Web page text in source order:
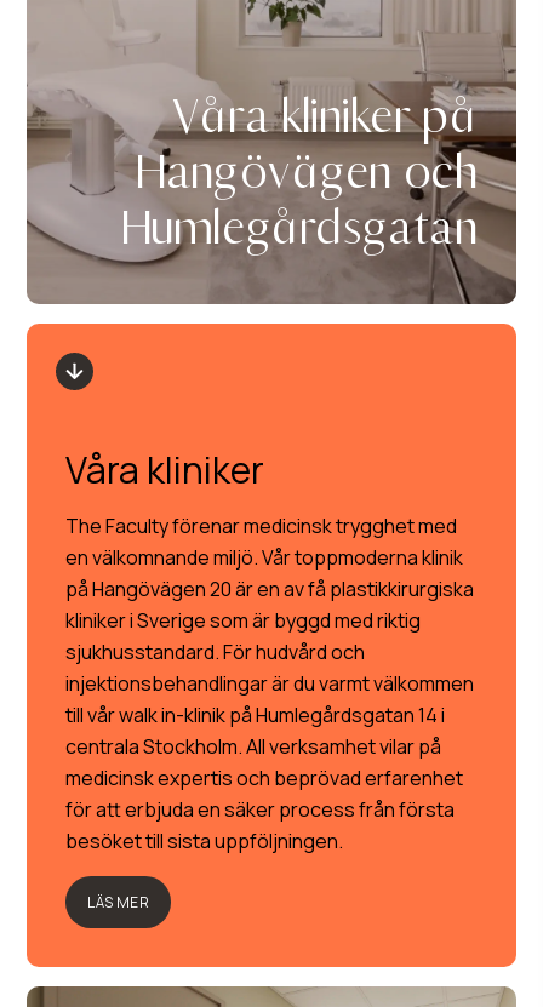
Våra kliniker på
Hangövägen och
Humlegårdsgatan
Våra kliniker
The Faculty förenar medicinsk trygghet med
en välkomnande miljö. Vår toppmoderna klinik
på Hangövägen 20 är en av få plastikkirurgiska
kliniker i Sverige som är byggd med riktig
sjukhusstandard. För hudvård och
injektionsbehandlingar är du varmt välkommen
till vår walk in-klinik på Humlegårdsgatan 14 i
centrala Stockholm. All verksamhet vilar på
medicinsk expertis och beprövad erfarenhet
för att erbjuda en säker process från första
besöket till sista uppföljningen.
LÄS MER